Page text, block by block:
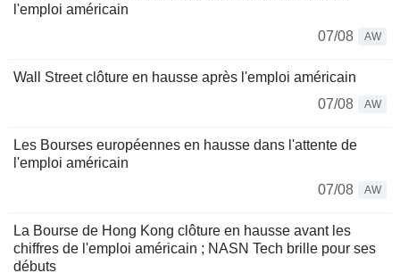
l'emploi américain
07/08
AW
Wall Street clôture en hausse après l'emploi américain
07/08
AW
Les Bourses européennes en hausse dans l'attente de
l'emploi américain
07/08
AW
La Bourse de Hong Kong clôture en hausse avant les
chiffres de l'emploi américain ; NASN Tech brille pour ses
débuts